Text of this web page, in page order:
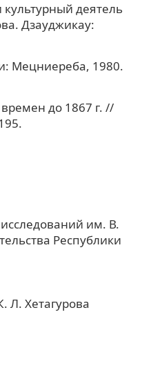
деятель
Дзауджикау:
Мецниереба, 1980.
до 1867 г. //
им. В.
Республики
Л. Хетагурова